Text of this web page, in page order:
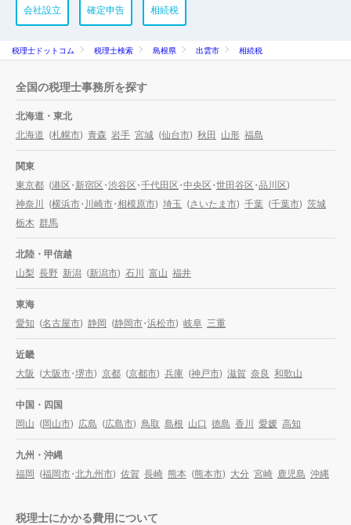
会社設立 確定申告 相続税
税理士ドットコム 税理士検索 島根県 出雲市 相続税
全国の税理士事務所を探す
北海道・東北
北海道 (札幌市) 青森 岩手 宮城 (仙台市) 秋田 山形 福島
関東
東京都 (港区・新宿区・渋谷区・千代田区・中央区・世田谷区・品川区)
神奈川
(横浜市・ 川崎市・相模原市) 埼玉 (さいたま市) 千葉 (千葉市) 茨城
栃木 群馬
北陸・甲信越
山梨 長野 新潟 (新潟市) 石川 富山 福井
東海
愛知 (名古屋市) 静岡 (静岡市・浜松市) 岐阜 三重
近畿
大阪 (大阪市・堺市) 京都 (京都市) 兵庫 (神戸市) 滋賀 奈良 和歌山
中国・四国
岡山 (岡山市) 広島 (広島市) 鳥取 島根 山口 徳島 香川 愛媛 高知
九州・沖縄
福岡 (福岡市・北九州市) 佐賀 長崎 熊本 (熊本市) 大分 宮崎 鹿児島 沖縄
税理士にかかる費用について